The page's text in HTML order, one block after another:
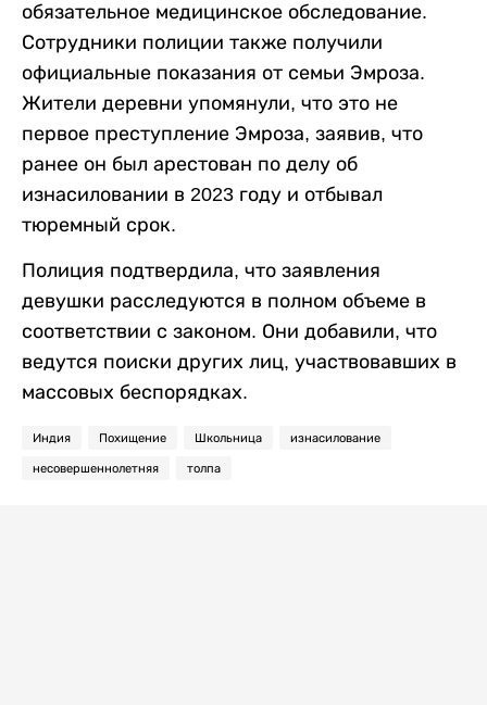
обязательное медицинское обследование.
Сотрудники полиции также получили
официальные показания от семьи Эмроза.
Жители деревни упомянули, что это не
первое преступление Эмроза, заявив, что
ранее он был арестован по делу об
изнасиловании в 2023 году и отбывал
тюремный срок.
Полиция подтвердила, что заявления
девушки расследуются в полном объеме в
соответствии с законом. Они добавили, что
ведутся поиски других лиц, участвовавших в
массовых беспорядках.
Индия Похищение Школьница изнасилование
несовершеннолетняя толпа